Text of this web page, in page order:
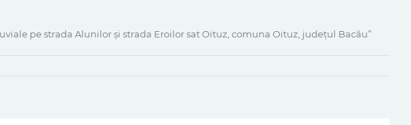
pe strada Alunilor și strada Eroilor sat Oituz, comuna Oituz, județul Bacău”